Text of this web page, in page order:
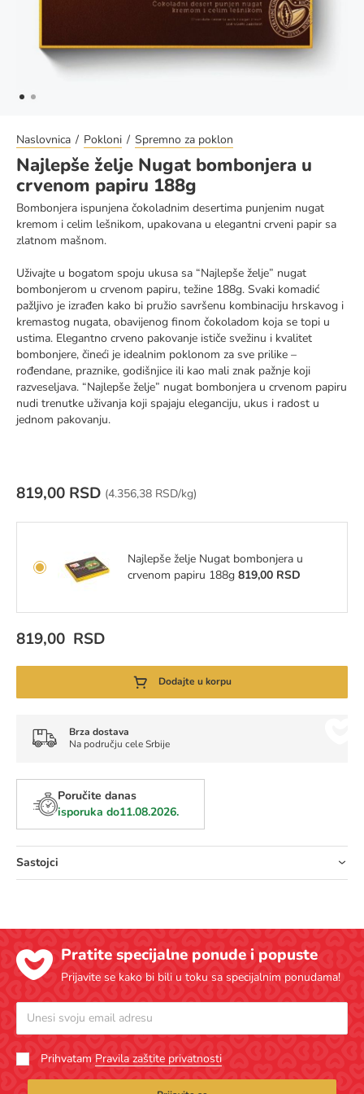
Naslovnica Pokloni Spremno za poklon
Najlepše želje Nugat bombonjera u
crvenom papiru 188g
Bombonjera ispunjena čokoladnim desertima punjenim nugat
kremom i celim lešnikom, upakovana u elegantni crveni papir sa
zlatnom mašnom.
Uživajte u bogatom spoju ukusa sa “Najlepše želje” nugat
bombonjerom u crvenom papiru, težine 188g. Svaki komadić
pažljivo je izrađen kako bi pružio savršenu kombinaciju hrskavog i
kremastog nugata, obavijenog finom čokoladom koja se topi u
ustima. Elegantno crveno pakovanje ističe svežinu i kvalitet
bombonjere, čineći je idealnim poklonom za sve prilike –
rođendane, praznike, godišnjice ili kao mali znak pažnje koji
razveseljava. “Najlepše želje” nugat bombonjera u crvenom papiru
nudi trenutke uživanja koji spajaju eleganciju, ukus i radost u
jednom pakovanju.
819,00 RSD (Cena za jedinicu mere:
4.356,38 RSD/kg)
Najlepše želje Nugat bombonjera u
crvenom papiru 188g 819,00 RSD
819,00 RSD
Dodajte u korpu
Brza dostava
Na području cele Srbije
Poručite danas
isporuka do11.08.2026.
Sastojci
Pratite specijalne ponude i popuste
Prijavite se kako bi bili u toku sa specijalnim ponudama!
Prihvatam Pravila zaštite privatnosti